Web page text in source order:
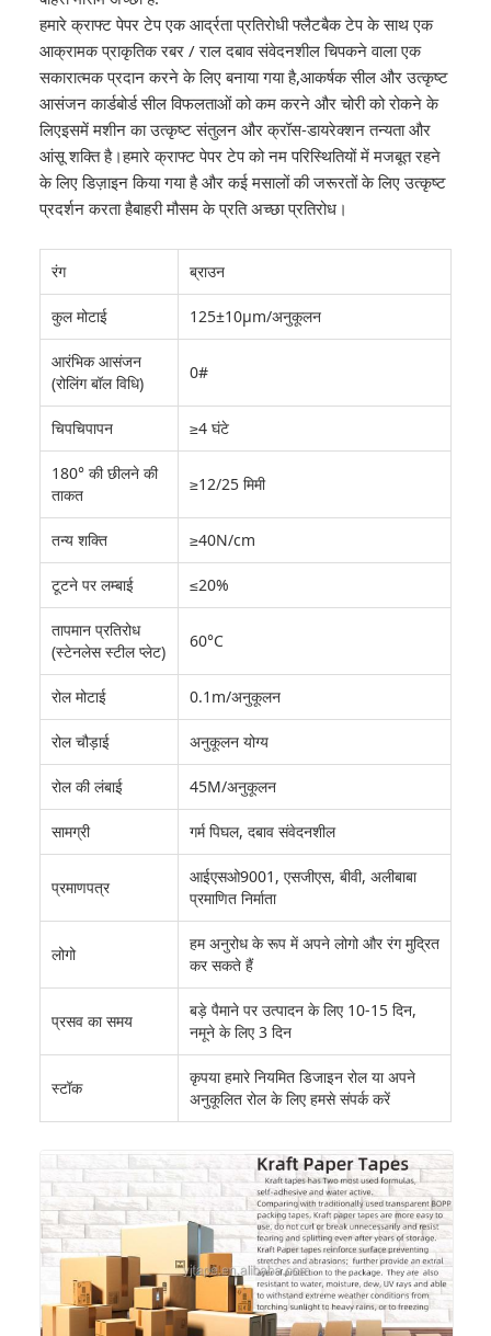
हमारे क्राफ्ट पेपर टेप एक आर्द्रता प्रतिरोधी फ्लैटबैक टेप के साथ एक
आक्रामक प्राकृतिक रबर / राल दबाव संवेदनशील चिपकने वाला एक
सकारात्मक प्रदान करने के लिए बनाया गया है,आकर्षक सील और उत्कृष्ट
आसंजन कार्डबोर्ड सील विफलताओं को कम करने और चोरी को रोकने के
लिएइसमें मशीन का उत्कृष्ट संतुलन और क्रॉस-डायरेक्शन तन्यता और
आंसू शक्ति है।हमारे क्राफ्ट पेपर टेप को नम परिस्थितियों में मजबूत रहने
के लिए डिज़ाइन किया गया है और कई मसालों की जरूरतों के लिए उत्कृष्ट
प्रदर्शन करता हैबाहरी मौसम के प्रति अच्छा प्रतिरोध।
रंग ब्राउन
कुल मोटाई 125±10μm/अनुकूलन
आरंभिक आसंजन
(रोलिंग बॉल विधि)
0#
चिपचिपापन ≥4 घंटे
180° की छीलने की
ताकत
≥12/25 मिमी
तन्य शक्ति ≥40N/cm
टूटने पर लम्बाई ≤20%
तापमान प्रतिरोध
(स्टेनलेस स्टील प्लेट)
60°C
रोल मोटाई 0.1m/अनुकूलन
रोल चौड़ाई अनुकूलन योग्य
रोल की लंबाई 45M/अनुकूलन
सामग्री गर्म पिघल, दबाव संवेदनशील
प्रमाणपत्र
आईएसओ9001, एसजीएस, बीवी, अलीबाबा
प्रमाणित निर्माता
लोगो
हम अनुरोध के रूप में अपने लोगो और रंग मुद्रित
कर सकते हैं
प्रसव का समय
बड़े पैमाने पर उत्पादन के लिए 10-15 दिन,
नमूने के लिए 3 दिन
स्टॉक
कृपया हमारे नियमित डिजाइन रोल या अपने
अनुकूलित रोल के लिए हमसे संपर्क करें